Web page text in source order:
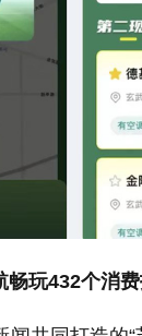
畅玩432个消